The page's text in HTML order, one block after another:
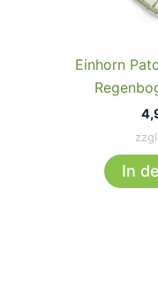
Einhorn
In